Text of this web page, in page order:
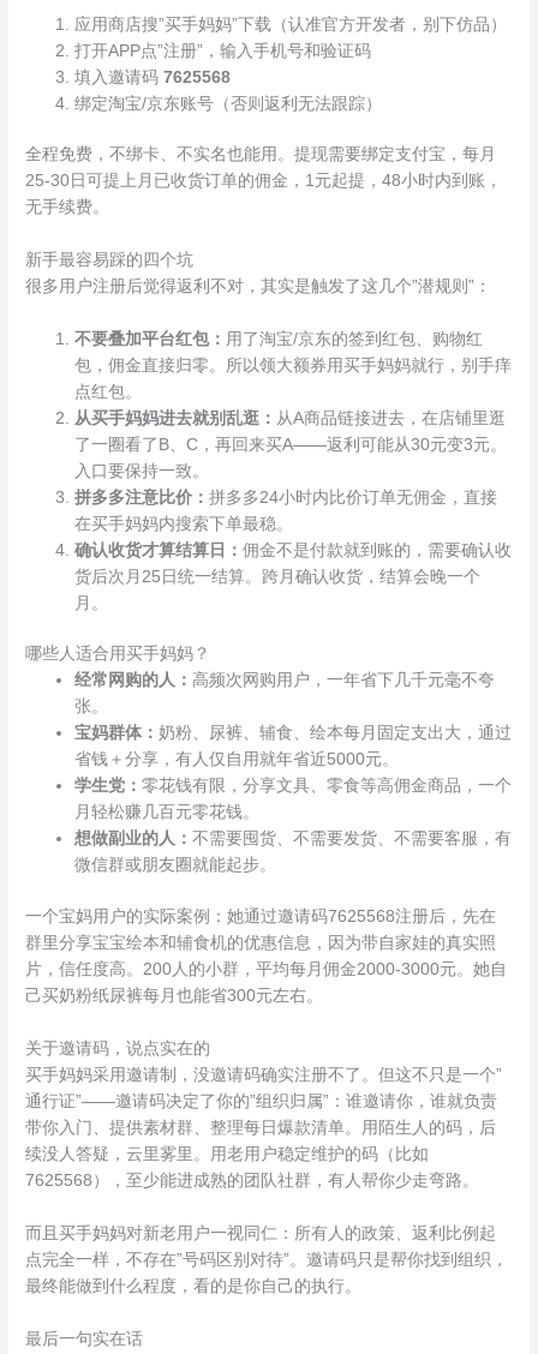
应用商店搜”买手妈妈”下载（认准官方开发者，别下仿品）
打开APP点”注册”，输入手机号和验证码
填入邀请码7625568
绑定淘宝/京东账号（否则返利无法跟踪）
全程免费，不绑卡、不实名也能用。提现需要绑定支付宝，每月
25-30日可提上月已收货订单的佣金，1元起提，48小时内到账，
无手续费。
新手最容易踩的四个坑
很多用户注册后觉得返利不对，其实是触发了这几个”潜规则”：
不要叠加平台红包： 用了淘宝/京东的签到红包、购物红
包，佣金直接归零。所以领大额券用买手妈妈就行，别手痒
点红包。
从买手妈妈进去就别乱逛： 从A商品链接进去，在店铺里逛
了一圈看了B、C，再回来买A——返利可能从30元变3元。
入口要保持一致。
拼多多注意比价：拼多多24小时内比价订单无佣金，直接
在买手妈妈内搜索下单最稳。
确认收货才算结算日：佣金不是付款就到账的，需要确认收
货后次月25日统一结算。跨月确认收货，结算会晚一个
月。
哪些人适合用买手妈妈？
经常网购的人： 高频次网购用户，一年省下几千元毫不夸
张。
宝妈群体：奶粉、尿裤、辅食、绘本每月固定支出大，通过
省钱＋分享，有人仅自用就年省近5000元。
学生党：零花钱有限，分享文具、零食等高佣金商品，一个
月轻松赚几百元零花钱。
想做副业的人：不需要囤货、不需要发货、不需要客服，有
微信群或朋友圈就能起步。
一个宝妈用户的实际案例：她通过邀请码7625568注册后，先在
群里分享宝宝绘本和辅食机的优惠信息，因为带自家娃的真实照
片，信任度高。200人的小群，平均每月佣金2000-3000元。她自
己买奶粉纸尿裤每月也能省300元左右。
关于邀请码，说点实在的
买手妈妈采用邀请制，没邀请码确实注册不了。但这不只是一个”
通行证”——邀请码决定了你的”组织归属”：谁邀请你，谁就负责
带你入门、提供素材群、整理每日爆款清单。用陌生人的码，后
续没人答疑，云里雾里。用老用户稳定维护的码（比如
7625568），至少能进成熟的团队社群，有人帮你少走弯路。
而且买手妈妈对新老用户一视同仁：所有人的政策、返利比例起
点完全一样，不存在”号码区别对待”。邀请码只是帮你找到组织，
最终能做到什么程度，看的是你自己的执行。
最后一句实在话